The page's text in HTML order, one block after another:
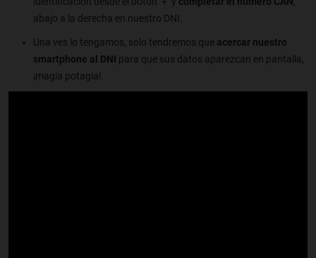
abajo a la derecha en nuestro DNI.
Una ves lo tengamos, solo tendremos que acercar nuestro
smartphone al DNI para que sus datos aparezcan en pantalla,
¡magia potagia!